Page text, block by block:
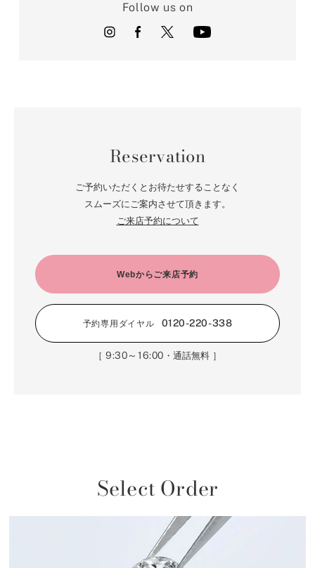
Follow us on
Reservation
ご予約いただくとお待たせすることなく
スムーズにご案内させて頂きます。
ご来店予約について
Webからご来店予約
予約専用ダイヤル 0120-220-338
［9:30～16:00 ・通話無料 ］
Select Order